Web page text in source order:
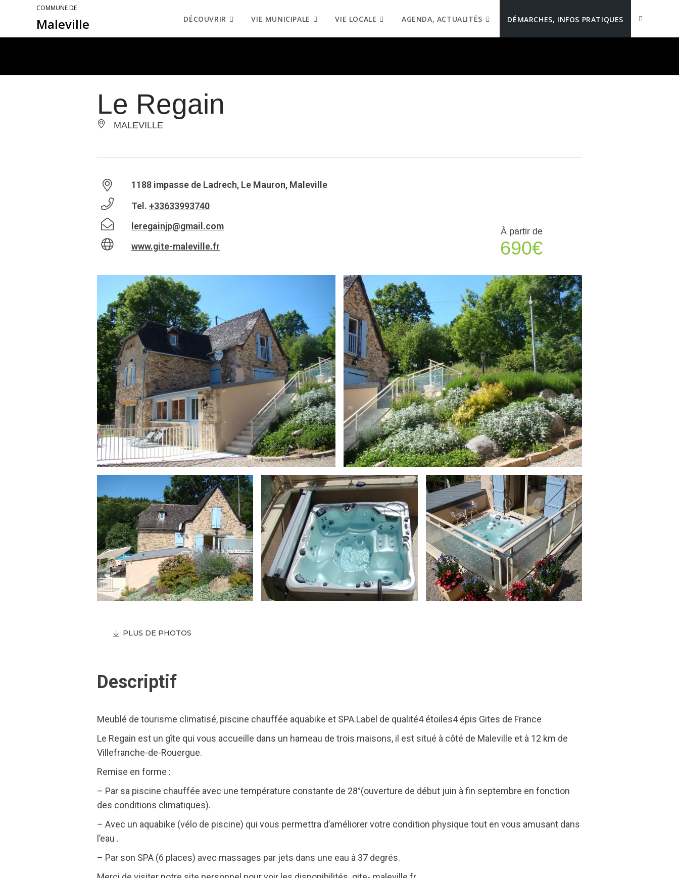
COMMUNE DE
Maleville DÉCOUVRIR VIE MUNICIPALE VIE LOCALE AGENDA, ACTUALITÉS DÉMARCHES, INFOS PRATIQUES
Le Regain
MALEVILLE
1188 impasse de Ladrech, Le Mauron, Maleville
Tel. +33633993740
leregainjp@gmail.com
www.gite-maleville.fr
À partir de
690€
PLUS DE PHOTOS
Descriptif
Meublé de tourisme climatisé, piscine chauffée aquabike et SPA.Label de qualité4 étoiles4 épis Gites de France
Le Regain est un gîte qui vous accueille dans un hameau de trois maisons, il est situé à côté de Maleville et à 12 km de
Villefranche-de-Rouergue.
Remise en forme :
– Par sa piscine chauffée avec une température constante de 28°(ouverture de début juin à fin septembre en fonction
des conditions climatiques).
– Avec un aquabike (vélo de piscine) qui vous permettra d’améliorer votre condition physique tout en vous amusant dans
l’eau .
– Par son SPA (6 places) avec massages par jets dans une eau à 37 degrés.